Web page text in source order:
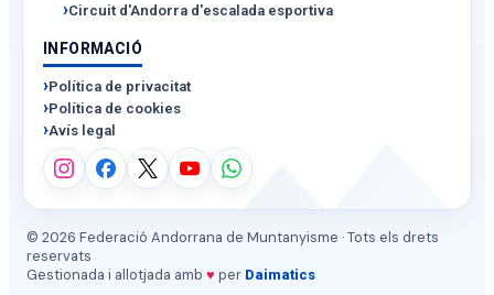
Circuit d'Andorra d'escalada esportiva
INFORMACIÓ
Política de privacitat
Política de cookies
Avís legal
© 2026 Federació Andorrana de Muntanyisme · Tots els drets
reservats
Gestionada i allotjada amb ♥ per Daimatics